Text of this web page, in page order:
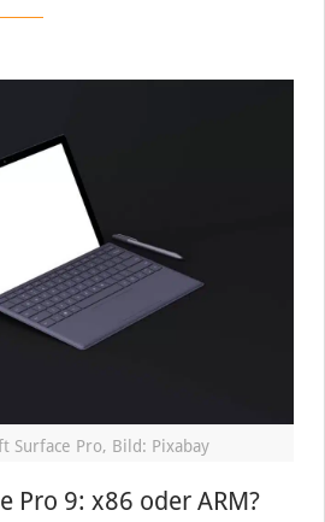
Surface Pro, Bild: Pixabay
Pro 9: x86 oder ARM?